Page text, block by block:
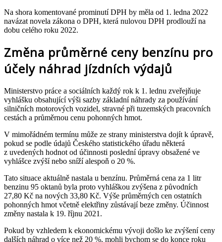
Na shora komentované prominutí DPH by měla od 1. ledna 2022
navázat novela zákona o DPH, která nulovou DPH prodlouží na
dobu celého roku 2022.
Změna průměrné ceny benzínu pro
účely náhrad jízdních výdajů
Ministerstvo práce a sociálních každý rok k 1. lednu zveřejňuje
vyhlášku obsahující výši sazby základní náhrady za používání
silničních motorových vozidel, stravné při tuzemských pracovních
cestách a průměrnou cenu pohonných hmot.
V mimořádném termínu může ze strany ministerstva dojít k úpravě,
pokud se podle údajů Českého statistického úřadu některá
z uvedených hodnot od účinnosti poslední úpravy obsažené ve
vyhlášce zvýší nebo sníží alespoň o 20 %.
Tato situace aktuálně nastala u benzínu. Průměrná cena za 1 litr
benzinu 95 oktanů byla proto vyhláškou zvýšena z původních
27,80 Kč na nových 33,80 Kč. Výše průměrných cen ostatních
pohonných hmot včetně elektřiny zůstávají beze změny. Účinnost
změny nastala k 19. říjnu 2021.
Pokud by vzhledem k ekonomickému vývoji došlo ke zvýšení ceny
dalších náhrad o více než 20 %, mohli bychom se do konce roku